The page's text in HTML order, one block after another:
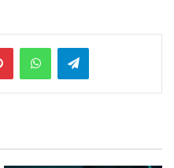
PinterestWhatsAppTelegram